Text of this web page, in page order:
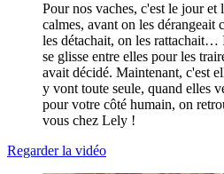
Pour nos vaches, c'est le jour
calmes, avant on les dérangeait
les détachait, on les
se glisse entre elles pour les
avait décidé. Maintenant, c'est
y vont toute seule, quand elles
pour votre côté humain, on
vous chez Lely !
Regarder la vidéo